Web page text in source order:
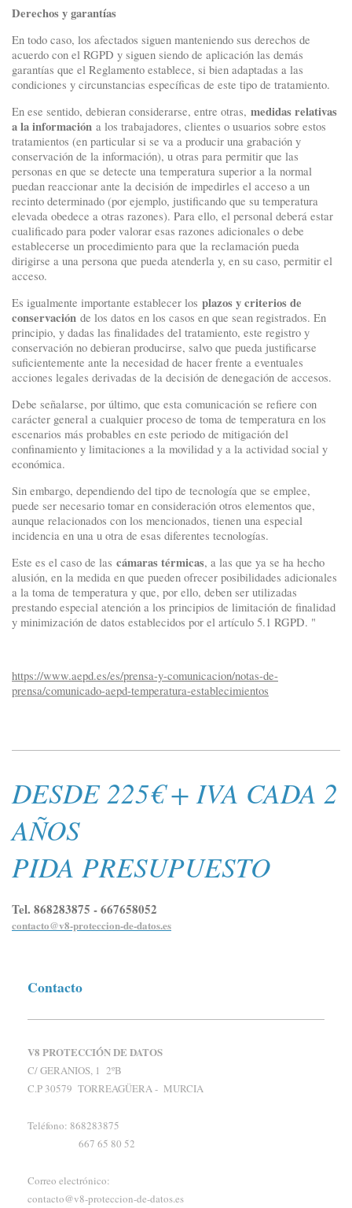
Derechos y garantías
En todo caso, los afectados siguen manteniendo sus derechos de
acuerdo con el RGPD y siguen siendo de aplicación las demás
garantías que el Reglamento establece, si bien adaptadas a las
condiciones y circunstancias específicas de este tipo de tratamiento.
En ese sentido, debieran considerarse, entre otras, medidas relativas
a la información a los trabajadores, clientes o usuarios sobre estos
tratamientos (en particular si se va a producir una grabación y
conservación de la información), u otras para permitir que las
personas en que se detecte una temperatura superior a la normal
puedan reaccionar ante la decisión de impedirles el acceso a un
recinto determinado (por ejemplo, justificando que su temperatura
elevada obedece a otras razones). Para ello, el personal deberá estar
cualificado para poder valorar esas razones adicionales o debe
establecerse un procedimiento para que la reclamación pueda
dirigirse a una persona que pueda atenderla y, en su caso, permitir el
acceso.
Es igualmente importante establecer los plazos y criterios de
conservación de los datos en los casos en que sean registrados. En
principio, y dadas las finalidades del tratamiento, este registro y
conservación no debieran producirse, salvo que pueda justificarse
suficientemente ante la necesidad de hacer frente a eventuales
acciones legales derivadas de la decisión de denegación de accesos.
Debe señalarse, por último, que esta comunicación se refiere con
carácter general a cualquier proceso de toma de temperatura en los
escenarios más probables en este periodo de mitigación del
confinamiento y limitaciones a la movilidad y a la actividad social y
económica.
Sin embargo, dependiendo del tipo de tecnología que se emplee,
puede ser necesario tomar en consideración otros elementos que,
aunque relacionados con los mencionados, tienen una especial
incidencia en una u otra de esas diferentes tecnologías.
Este es el caso de las cámaras térmicas, a las que ya se ha hecho
alusión, en la medida en que pueden ofrecer posibilidades adicionales
a la toma de temperatura y que, por ello, deben ser utilizadas
prestando especial atención a los principios de limitación de finalidad
y minimización de datos establecidos por el artículo 5.1 RGPD. "
https://www.aepd.es/es/prensa-y-comunicacion/notas-de-
prensa/comunicado-aepd-temperatura-establecimientos
DESDE 225€ + IVA CADA 2
AÑOS
PIDA PRESUPUESTO
Tel. 868283875 - 667658052
contacto@v8-proteccion-de-datos.es
Contacto
V8 PROTECCIÓN DE DATOS
C/ GERANIOS, 1 2ºB
C.P 30579 TORREAGÜERA - MURCIA
Teléfono: 868283875
667 65 80 52
Correo electrónico:
contacto@v8-proteccion-de-datos.es